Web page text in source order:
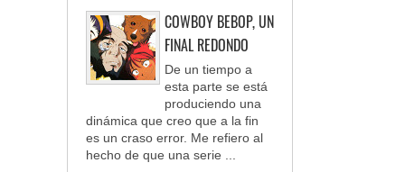
COWBOY BEBOP, UN
FINAL REDONDO
De un tiempo a
esta parte se está
produciendo una
dinámica que creo que a la fin
es un craso error. Me refiero al
hecho de que una serie ...